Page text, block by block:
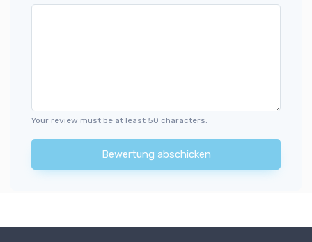
Your review must be at least 50 characters.
Bewertung abschicken